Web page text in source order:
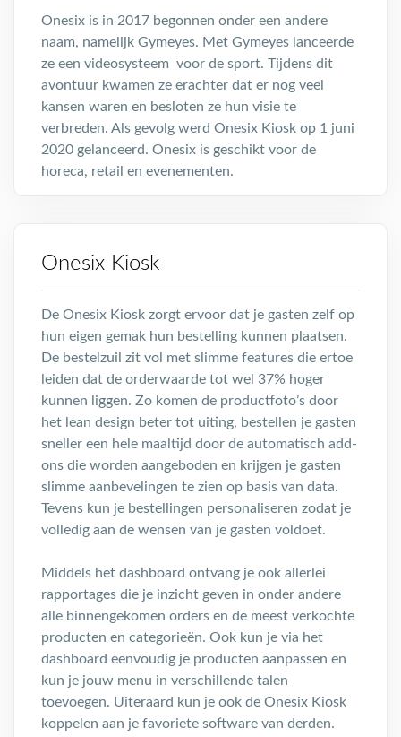
Onesix is in 2017 begonnen onder een andere
naam, namelijk Gymeyes. Met Gymeyes lanceerde
ze een videosysteem voor de sport. Tijdens dit
avontuur kwamen ze erachter dat er nog veel
kansen waren en besloten ze hun visie te
verbreden. Als gevolg werd Onesix Kiosk op 1 juni
2020 gelanceerd. Onesix is geschikt voor de
horeca, retail en evenementen.
Onesix Kiosk
De Onesix Kiosk zorgt ervoor dat je gasten zelf op
hun eigen gemak hun bestelling kunnen plaatsen.
De bestelzuil zit vol met slimme features die ertoe
leiden dat de orderwaarde tot wel 37% hoger
kunnen liggen. Zo komen de productfoto’s door
het lean design beter tot uiting, bestellen je gasten
sneller een hele maaltijd door de automatisch add-
ons die worden aangeboden en krijgen je gasten
slimme aanbevelingen te zien op basis van data.
Tevens kun je bestellingen personaliseren zodat je
volledig aan de wensen van je gasten voldoet.
Middels het dashboard ontvang je ook allerlei
rapportages die je inzicht geven in onder andere
alle binnengekomen orders en de meest verkochte
producten en categorieën. Ook kun je via het
dashboard eenvoudig je producten aanpassen en
kun je jouw menu in verschillende talen
toevoegen. Uiteraard kun je ook de Onesix Kiosk
koppelen aan je favoriete software van derden.